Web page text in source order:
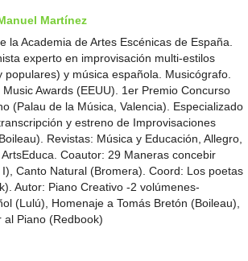
Martínez
la Academia de Artes Escénicas de España.
experto en improvisación multi-estilos
populares) y música española. Musicógrafo.
Awards (EEUU). 1er Premio Concurso
(Palau de la Música, Valencia). Especializado
y estreno de Improvisaciones
Revistas: Música y Educación, Allegro,
Coautor: 29 Maneras concebir
Canto Natural (Bromera). Coord: Los poetas
Autor: Piano Creativo -2 volúmenes-
(Lulú), Homenaje a Tomás Bretón (Boileau),
Piano (Redbook)